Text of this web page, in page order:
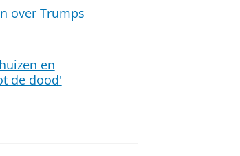
over Trumps
en
de dood'